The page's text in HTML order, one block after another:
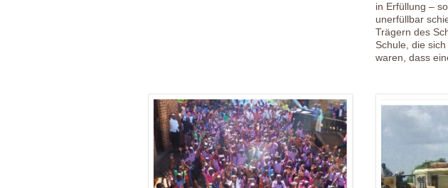
in Erfüllung –
unerfüllbar
Trägern des
Schule, die
waren, dass